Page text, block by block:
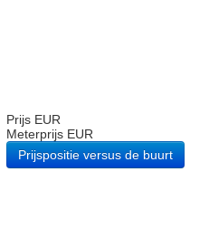
Prijs EUR
Meterprijs EUR
Prijspositie versus de buurt